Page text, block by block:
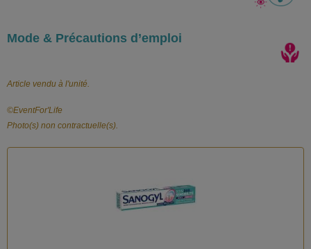
Mode & Précautions d’emploi
Article vendu à l'unité.
©️EventFor'Life
Photo(s) non contractuelle(s).